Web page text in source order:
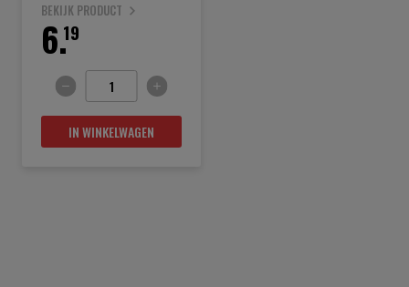
BEKIJK PRODUCT
19
6.
IN WINKELWAGEN